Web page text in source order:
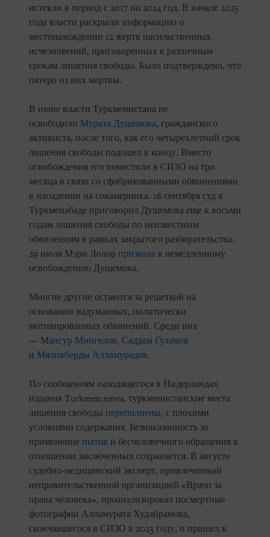
истекли в период с 2017 по 2024 год. В начале 2025
года власти раскрыли информацию о
местонахождении 12 жертв насильственных
исчезновений, приговоренных к различным
срокам лишения свободы. Было подтверждено, что
пятеро из них мертвы.
В июне власти Туркменистана не
освободили Мурата Душемова, гражданского
активиста, после того, как его четырехлетний срок
лишения свободы подошел к концу. Вместо
освобождения его поместили в СИЗО на три
месяца в связи со сфабрикованными обвинениями
в нападении на сокамерника. 16 сентября суд в
Туркменабаде приговорил Душемова еще к восьми
годам лишения свободы по неизвестным
обвинениям в рамках закрытого разбирательства.
29 июля Мэри Лолор призвала к немедленному
освобождению Душемова.
Многие другие остаются за решеткой на
основании надуманных, политически
мотивированных обвинений. Среди них
— Мансур Мингелов, Саддам Гуламов
и Мяликберды Алламурадов.
По сообщениям находящегося в Нидерландах
издания Turkmen.news, туркменистанские места
лишения свободы переполнены, с плохими
условиями содержания. Безнаказанность за
применение пыток и бесчеловечного обращения в
отношении заключенных сохраняется. В августе
судебно-медицинский эксперт, привлеченный
неправительственной организацией «Врачи за
права человека», проанализировал посмертные
фотографии Алламурата Худайрамова,
скончавшегося в СИЗО в 2023 году, и пришел к